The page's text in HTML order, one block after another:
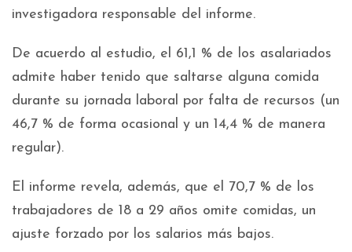
investigadora responsable del informe.
De acuerdo al estudio, el 61,1 % de los asalariados
admite haber tenido que saltarse alguna comida
durante su jornada laboral por falta de recursos (un
46,7 % de forma ocasional y un 14,4 % de manera
regular).
El informe revela, además, que el 70,7 % de los
trabajadores de 18 a 29 años omite comidas, un
ajuste forzado por los salarios más bajos.